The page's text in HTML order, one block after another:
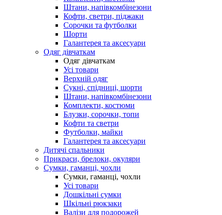
Штани, напівкомбінезони
Кофти, светри, піджаки
Сорочки та футболки
Шорти
Галантерея та аксесуари
Одяг дівчаткам
Одяг дівчаткам
Усі товари
Верхній одяг
Сукні, спідниці, шорти
Штани, напівкомбінезони
Комплекти, костюми
Блузки, сорочки, топи
Кофти та светри
Футболки, майки
Галантерея та аксесуари
Дитячі спальники
Прикраси, брелоки, окуляри
Сумки, гаманці, чохли
Сумки, гаманці, чохли
Усі товари
Дошкільні сумки
Шкільні рюкзаки
Валізи для подорожей